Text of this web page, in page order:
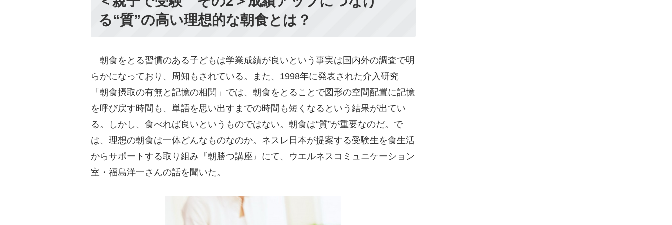
る“質”の高い理想的な朝食とは？
朝食をとる習慣のある子どもは学業成績が良いという事実は国内外の調査で明
らかになっており、周知もされている。また、1998年に発表された介入研究
「朝食摂取の有無と記憶の相関」では、朝食をとることで図形の空間配置に記憶
を呼び戻す時間も、単語を思い出すまでの時間も短くなるという結果が出てい
る。しかし、食べれば良いというものではない。朝食は“質”が重要なのだ。で
は、理想の朝食は一体どんなものなのか。ネスレ日本が提案する受験生を食生活
からサポートする取り組み『朝勝つ講座』にて、ウエルネスコミュニケーション
室・福島洋一さんの話を聞いた。